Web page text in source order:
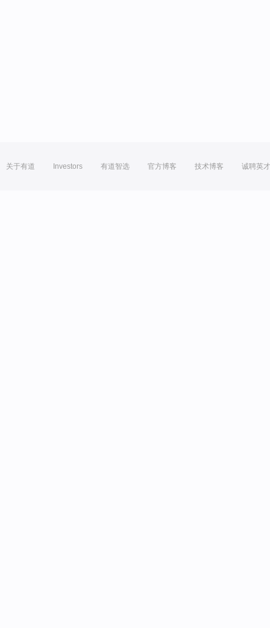
关于有道 Investors 有道智选 官方博客 技术博客 诚聘英才